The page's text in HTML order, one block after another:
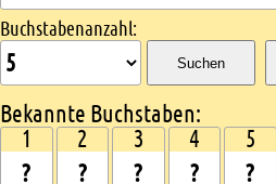
Buchstabenanzahl:
Suchen
Bekannte Buchstaben:
1 2 3 4 5